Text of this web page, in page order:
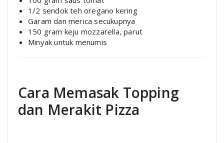
1/2 sendok teh oregano kering
Garam dan merica secukupnya
150 gram keju mozzarella, parut
Minyak untuk menumis
Cara Memasak Topping
dan Merakit Pizza